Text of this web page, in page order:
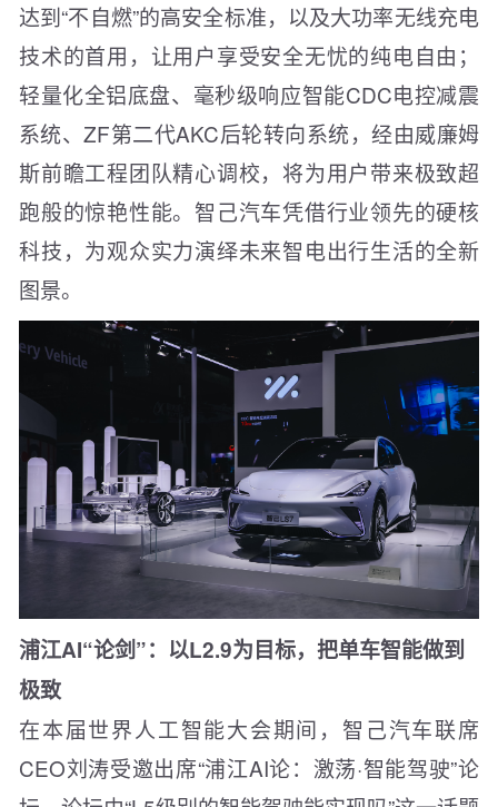
达到“不自燃”的高安全标准，以及大功率无线充电
技术的首用，让用户享受安全无忧的纯电自由；
轻量化全铝底盘、毫秒级响应智能CDC电控减震
系统、ZF第二代AKC后轮转向系统，经由威廉姆
斯前瞻工程团队精心调校，将为用户带来极致超
跑般的惊艳性能。智己汽车凭借行业领先的硬核
科技，为观众实力演绎未来智电出行生活的全新
图景。
浦江AI“论剑”：以L2.9为目标，把单车智能做到
极致
在本届世界人工智能大会期间，智己汽车联席
CEO刘涛受邀出席“浦江AI论：激荡·智能驾驶”论